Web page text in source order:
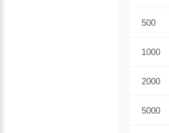
500
1000
2000
5000